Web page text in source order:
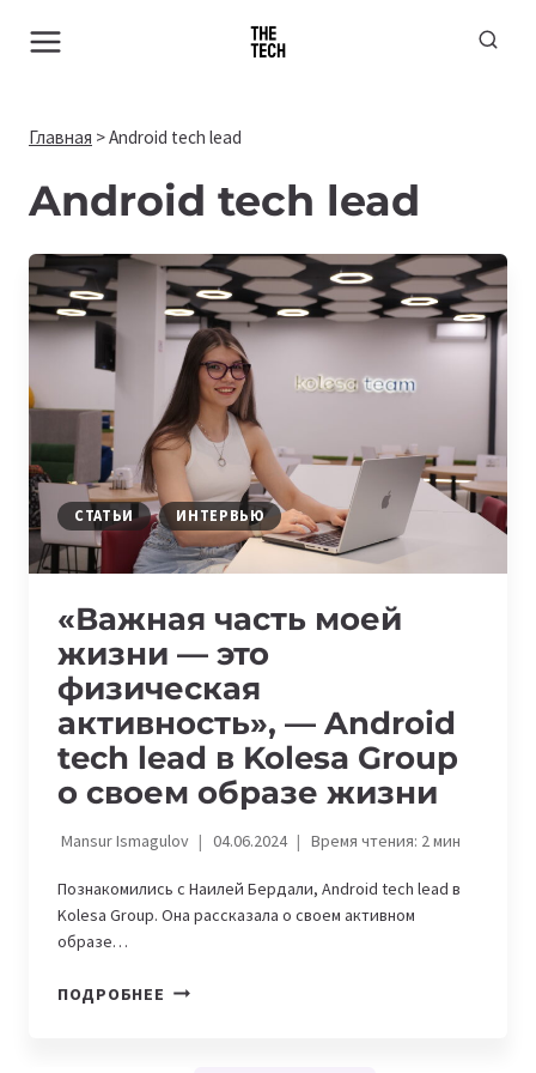
Главная >Android tech lead
Android tech lead
СТАТЬИ ИНТЕРВЬЮ
«Важная часть моей
жизни — это
физическая
активность», — Android
tech lead в Kolesa Group
о своем образе жизни
Mansur Ismagulov 04.06.2024 Время чтения: 2мин
Познакомились с Наилей Бердали, Android tech lead в
Kolesa Group. Она рассказала о своем активном
образе…
ПОДРОБНЕЕ «ВАЖНАЯ